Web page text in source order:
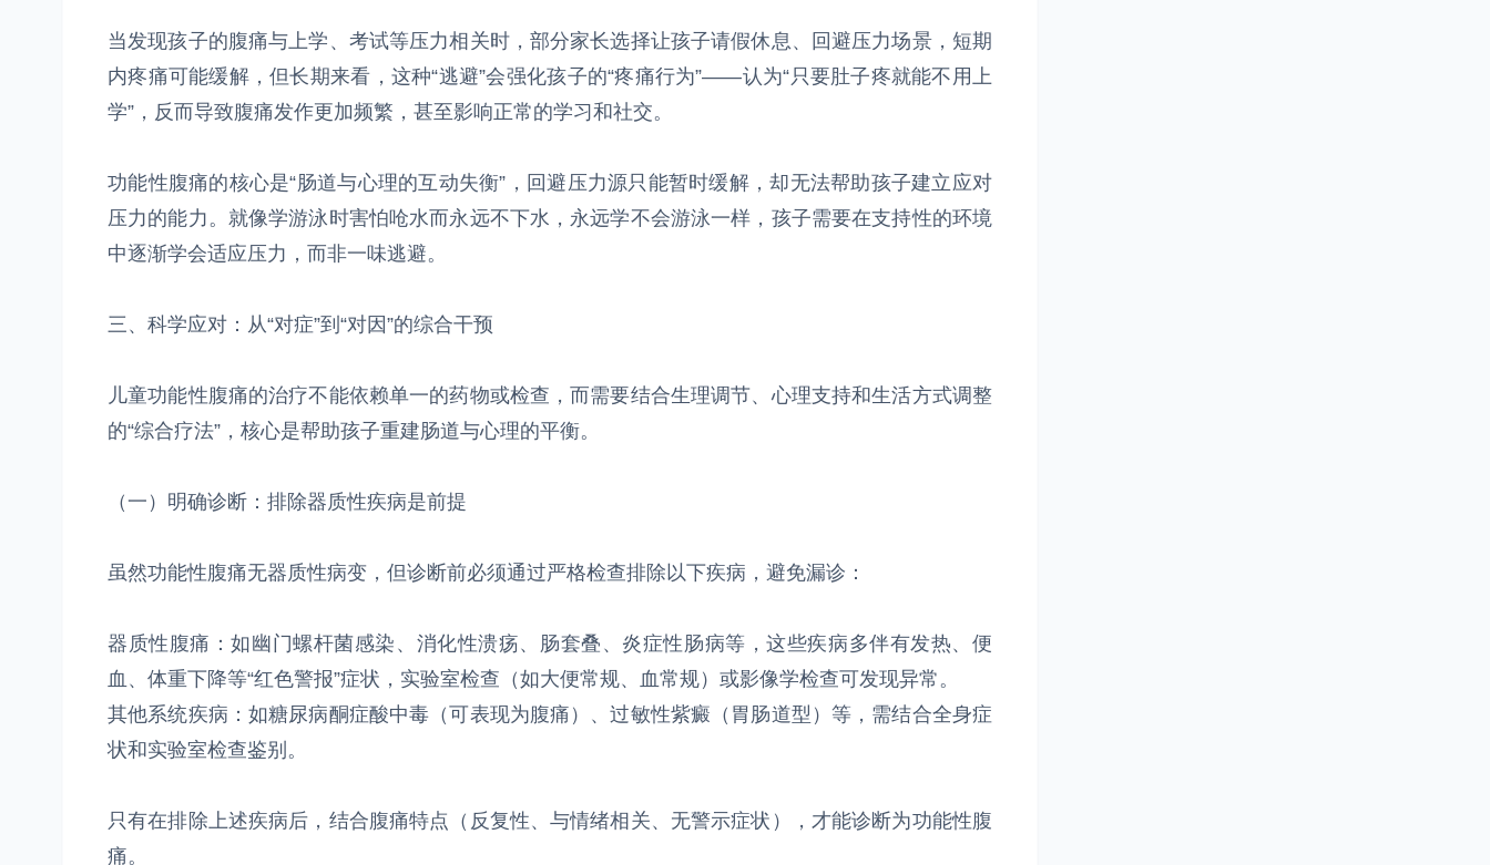
当发现孩子的腹痛与上学、考试等压力相关时，部分家长选择让孩子请假休息、回避压力场景，短期
内疼痛可能缓解，但长期来看，这种“逃避”会强化孩子的“疼痛行为”——认为“只要肚子疼就能不用上
学”，反而导致腹痛发作更加频繁，甚至影响正常的学习和社交。
功能性腹痛的核心是“肠道与心理的互动失衡”，回避压力源只能暂时缓解，却无法帮助孩子建立应对
压力的能力。就像学游泳时害怕呛水而永远不下水，永远学不会游泳一样，孩子需要在支持性的环境
中逐渐学会适应压力，而非一味逃避。
三、科学应对：从“对症”到“对因”的综合干预
儿童功能性腹痛的治疗不能依赖单一的药物或检查，而需要结合生理调节、心理支持和生活方式调整
的“综合疗法”，核心是帮助孩子重建肠道与心理的平衡。
（一）明确诊断：排除器质性疾病是前提
虽然功能性腹痛无器质性病变，但诊断前必须通过严格检查排除以下疾病，避免漏诊：
器质性腹痛：如幽门螺杆菌感染、消化性溃疡、肠套叠、炎症性肠病等，这些疾病多伴有发热、便
血、体重下降等“红色警报”症状，实验室检查（如大便常规、血常规）或影像学检查可发现异常。
其他系统疾病：如糖尿病酮症酸中毒（可表现为腹痛）、过敏性紫癜（胃肠道型）等，需结合全身症
状和实验室检查鉴别。
只有在排除上述疾病后，结合腹痛特点（反复性、与情绪相关、无警示症状），才能诊断为功能性腹
痛。